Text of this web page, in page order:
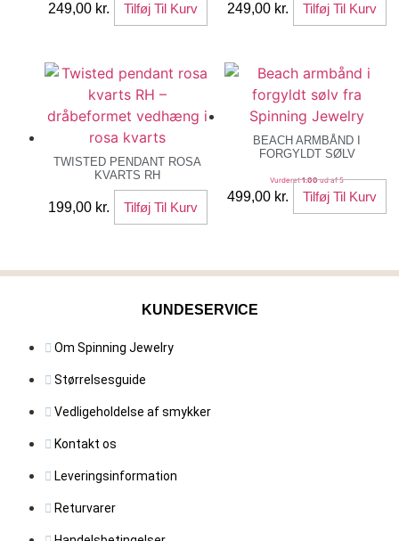
249,00 kr. Tilføj Til Kurv 249,00 kr. Tilføj Til Kurv
TWISTED PENDANT ROSA
KVARTS RH
199,00 kr. Tilføj Til Kurv
BEACH ARMBÅND I
FORGYLDT SØLV
Vurderet1.00ud af 5
499,00 kr. Tilføj Til Kurv
KUNDESERVICE
Om Spinning Jewelry
Størrelsesguide
Vedligeholdelse af smykker
Kontakt os
Leveringsinformation
Returvarer